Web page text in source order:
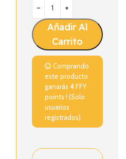
Añadir Al
Carrito
Comprando
este producto
ganarás4FFY
points ! (Solo
usuarios
registrados)